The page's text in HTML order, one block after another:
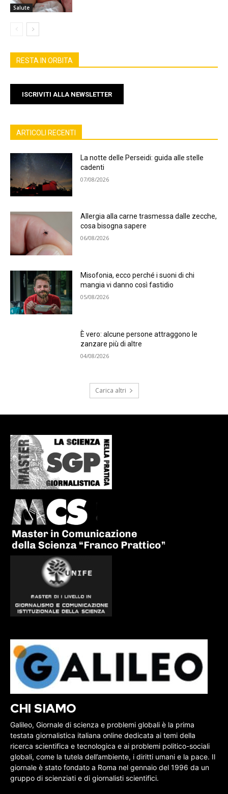
Salute
RESTA IN ORBITA
ISCRIVITI ALLA NEWSLETTER
ARTICOLI RECENTI
La notte delle Perseidi: guida alle stelle
cadenti
07/08/2026
Allergia alla carne trasmessa dalle zecche,
cosa bisogna sapere
06/08/2026
Misofonia, ecco perché i suoni di chi
mangia vi danno così fastidio
05/08/2026
È vero: alcune persone attraggono le
zanzare più di altre
04/08/2026
Carica altri
CHI SIAMO
Galileo, Giornale di scienza e problemi globali è la prima
testata giornalistica italiana online dedicata ai temi della
ricerca scientifica e tecnologica e ai problemi politico-sociali
globali, come la tutela dell’ambiente, i diritti umani e la pace. Il
giornale è stato fondato a Roma nel gennaio del 1996 da un
gruppo di scienziati e di giornalisti scientifici.